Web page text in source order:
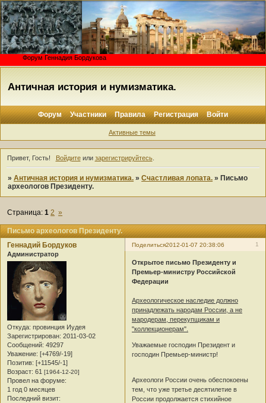
Форум Геннадия Бордукова
Античная история и нумизматика.
Форум Участники Правила Регистрация Войти
Активные темы
Привет, Гость! Войдитеили зарегистрируйтесь.
»Античная история и нумизматика. »Счастливая лопата. » Письмо
археологов Президенту.
Письмо археологов Президенту.
Страница:1 2 »
Поделиться 1
2012-01-07 20:38:06
Геннадий Бордуков
Администратор
Откуда: провинция Иудея
Зарегистрирован: 2011-03-02
Сообщений: 49297
Уважение: [+4769/-19]
Позитив: [+11545/-1]
Возраст: 61 [1964-12-20]
Провел на форуме:
1 год 0 месяцев
Последний визит:
Открытое письмо Президенту и
Премьер-министру Российской
Федерации
Археологическое наследие должно
принадлежать народам России, а не
мародерам, перекупщикам и
"коллекционерам".
Уважаемые господин Президент и
господин Премьер-министр!
Археологи России очень обеспокоены
тем, что уже третье десятилетие в
России продолжается стихийное